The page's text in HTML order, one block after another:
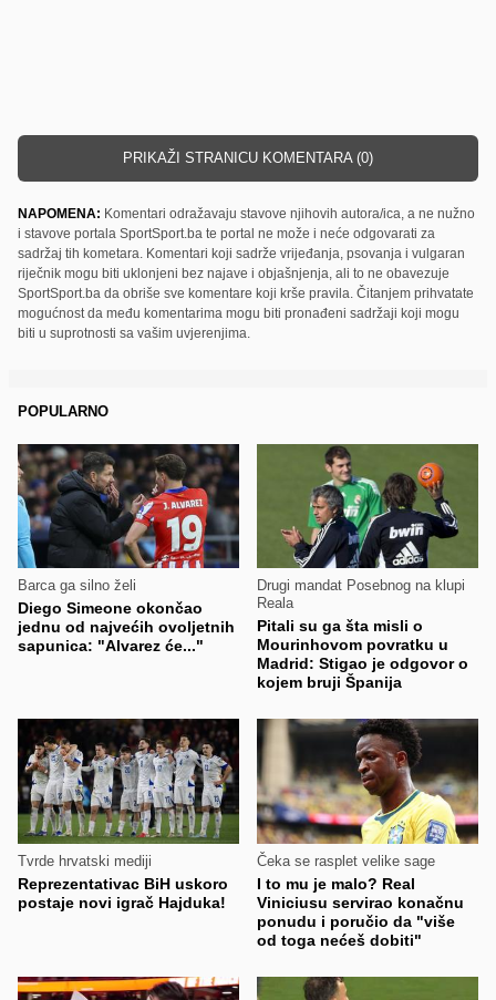
PRIKAŽI STRANICU KOMENTARA (0)
NAPOMENA: Komentari odražavaju stavove njihovih autora/ica, a ne nužno
i stavove portala SportSport.ba te portal ne može i neće odgovarati za
sadržaj tih kometara. Komentari koji sadrže vrijeđanja, psovanja i vulgaran
riječnik mogu biti uklonjeni bez najave i objašnjenja, ali to ne obavezuje
SportSport.ba da obriše sve komentare koji krše pravila. Čitanjem prihvatate
mogućnost da među komentarima mogu biti pronađeni sadržaji koji mogu
biti u suprotnosti sa vašim uvjerenjima.
POPULARNO
Barca ga silno želi
Diego Simeone okončao
jednu od najvećih ovoljetnih
sapunica: "Alvarez će..."
Drugi mandat Posebnog na klupi
Reala
Pitali su ga šta misli o
Mourinhovom povratku u
Madrid: Stigao je odgovor o
kojem bruji Španija
Tvrde hrvatski mediji
Reprezentativac BiH uskoro
postaje novi igrač Hajduka!
Čeka se rasplet velike sage
I to mu je malo? Real
Viniciusu servirao konačnu
ponudu i poručio da "više
od toga nećeš dobiti"